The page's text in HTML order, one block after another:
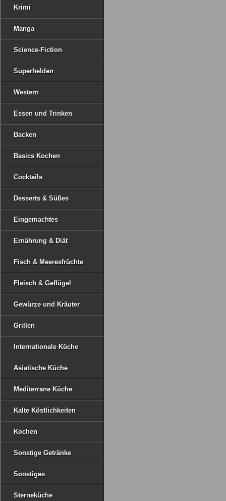
Krimi
Manga
Science-Fiction
Superhelden
Western
Essen und Trinken
Backen
Basics Kochen
Cocktails
Desserts & Süßes
Eingemachtes
Ernährung & Diät
Fisch & Meeresfrüchte
Fleisch & Geflügel
Gewürze und Kräuter
Grillen
Internationale Küche
Asiatische Küche
Mediterrane Küche
Kalte Köstlichkeiten
Kochen
Sonstige Getränke
Sonstiges
Sterneküche